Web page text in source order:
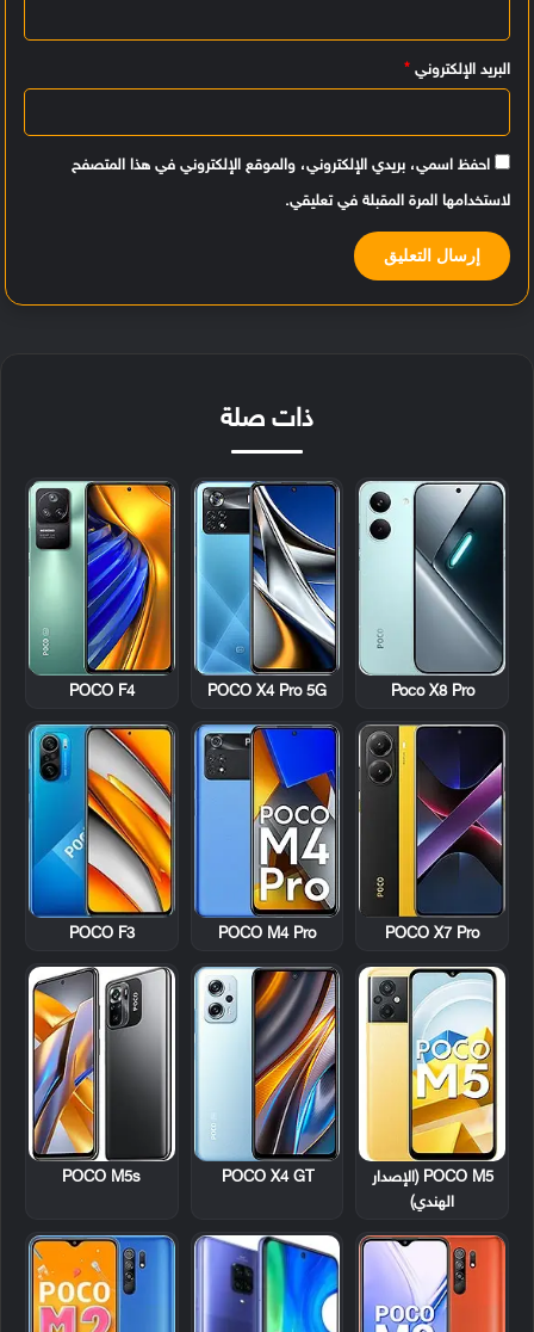
البريد الإلكتروني *
احفظ اسمي، بريدي الإلكتروني، والموقع الإلكتروني في هذا المتصفح
لاستخدامها المرة المقبلة في تعليقي.
ذات صلة
Poco X8 Pro
POCO X4 Pro 5G
POCO F4
POCO X7 Pro
POCO M4 Pro
POCO F3
POCO M5 (الإصدار
الهندي)
POCO X4 GT
POCO M5s